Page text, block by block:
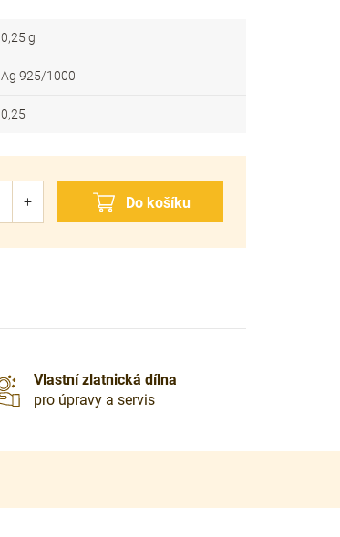
0,25 g
Ag 925/1000
0,25
Vlastní zlatnická dílna
pro úpravy a servis